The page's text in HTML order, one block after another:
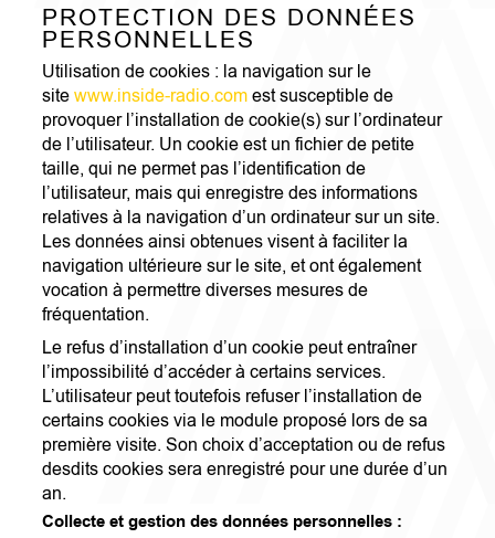
PROTECTION DES DONNÉES
PERSONNELLES
Utilisation de cookies : la navigation sur le
sitewww.inside-radio.comest susceptible de
provoquer l’installation de cookie(s) sur l’ordinateur
de l’utilisateur. Un cookie est un fichier de petite
taille, qui ne permet pas l’identification de
l’utilisateur, mais qui enregistre des informations
relatives à la navigation d’un ordinateur sur un site.
Les données ainsi obtenues visent à faciliter la
navigation ultérieure sur le site, et ont également
vocation à permettre diverses mesures de
fréquentation.
Le refus d’installation d’un cookie peut entraîner
l’impossibilité d’accéder à certains services.
L’utilisateur peut toutefois refuser l’installation de
certains cookies via le module proposé lors de sa
première visite. Son choix d’acceptation ou de refus
desdits cookies sera enregistré pour une durée d’un
an.
Collecte et gestion des données personnelles :